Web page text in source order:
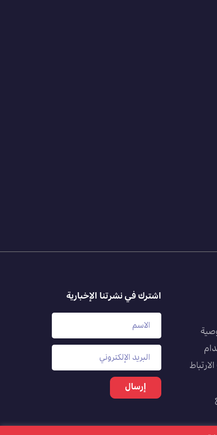
اشترك في نشرتنا الإخبارية